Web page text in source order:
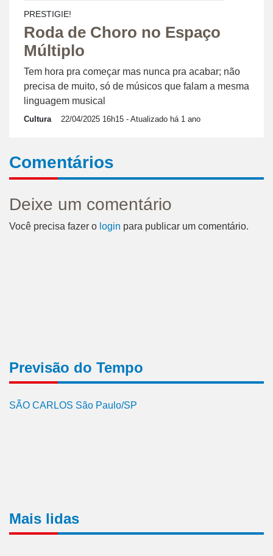
PRESTIGIE!
Roda de Choro no Espaço
Múltiplo
Tem hora pra começar mas nunca pra acabar; não
precisa de muito, só de músicos que falam a mesma
linguagem musical
Cultura 22/04/2025 16h15 - Atualizado há 1 ano
Comentários
Deixe um comentário
Você precisa fazer o login para publicar um comentário.
Previsão do Tempo
SÃO CARLOS São Paulo/SP
Mais lidas